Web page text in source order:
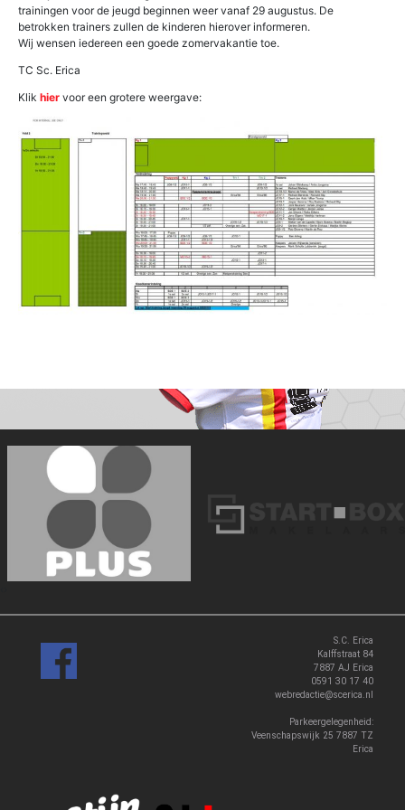
trainingen voor de jeugd beginnen weer vanaf 29 augustus. De
betrokken trainers zullen de kinderen hierover informeren.
Wij wensen iedereen een goede zomervakantie toe.
TC Sc. Erica
Klik hier voor een grotere weergave:
S.C. Erica
Kalffstraat 84
7887 AJ Erica
0591 30 17 40
webredactie@scerica.nl
Parkeergelegenheid:
Veenschapswijk 25 7887 TZ
Erica